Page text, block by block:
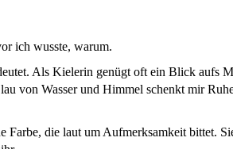
ich wusste, warum.
Als Kielerin genügt oft ein Blick aufs
von Wasser und Himmel schenkt mir
die laut um Aufmerksamkeit bittet.